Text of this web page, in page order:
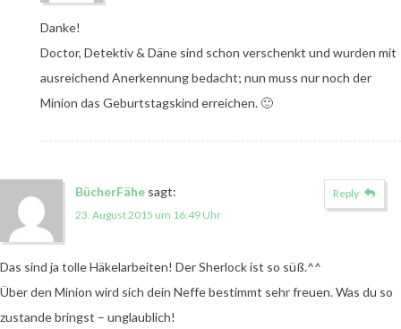
Danke!
Doctor, Detektiv & Däne sind schon verschenkt und wurden mit
ausreichend Anerkennung bedacht; nun muss nur noch der
Minion das Geburtstagskind erreichen. 🙂
BücherFähe sagt:
23. August 2015 um 16:49 Uhr
Das sind ja tolle Häkelarbeiten! Der Sherlock ist so süß.^^
Über den Minion wird sich dein Neffe bestimmt sehr freuen. Was du so
zustande bringst – unglaublich!
Reply